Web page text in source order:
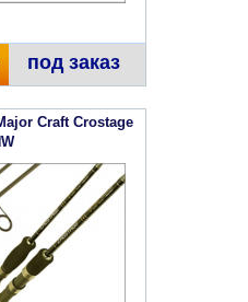
под заказ
Craft Crostage